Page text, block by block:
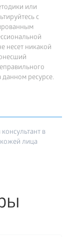
или
с
несет никакой
ресурсе.
в
лица